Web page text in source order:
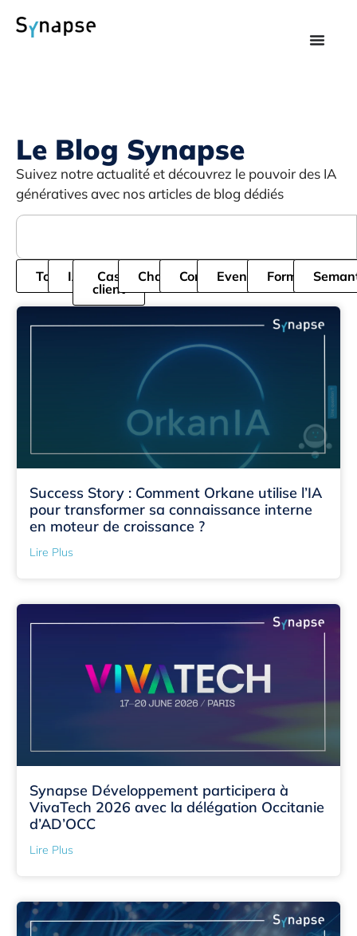
Le Blog Synapse
Suivez notre actualité et découvrez le pouvoir des IA
génératives avec nos articles de blog dédiés
Tous IA
Cas
client
ChatbotCordialEvenementFormation
Success Story : Comment Orkane utilise l’IA
pour transformer sa connaissance interne
en moteur de croissance ?
Lire Plus
Synapse Développement participera à
VivaTech 2026 avec la délégation Occitanie
d’AD’OCC
Lire Plus